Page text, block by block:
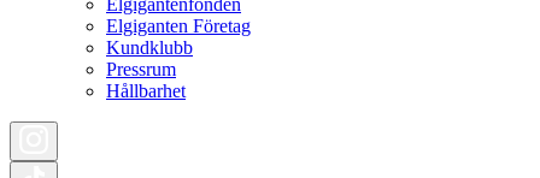
Elgiganten Företag
Kundklubb
Pressrum
Hållbarhet